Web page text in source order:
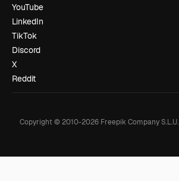
YouTube
LinkedIn
TikTok
Discord
X
Reddit
Copyright © 2010-2026Freepik Company S.L.U.